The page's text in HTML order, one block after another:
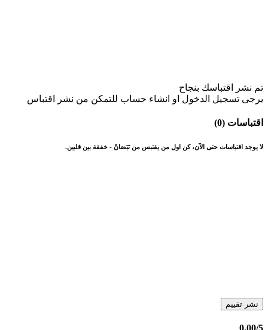
تم نشر اقتباسك بنجاح
يرجى تسجيل الدخول او انشاء حساب للتمكن من نشر اقتباس
اقتباسات (0)
لا يوجد اقتباسات حتى الآن، كن اول من يقتبس من نَبَضانْ - خفقة بين قلبين.
نشر تقييم
0.00/5